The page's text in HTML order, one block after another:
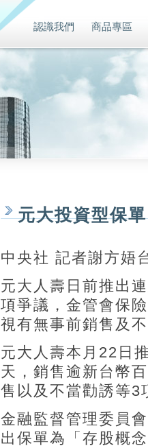
認識我們 商品專區
元大投資型保
中央社 記者謝方娪
元大人壽日前推出
項爭議，金管會保
視有無事前銷售及
元大人壽本月22日
天，銷售逾新台幣
售以及不當勸誘等3
金融監督管理委員
出保單為「存股概